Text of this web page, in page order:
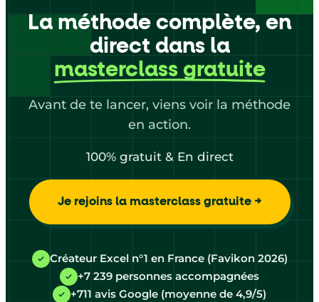
La méthode complète, en
direct dans la
masterclass gratuite
Avant de te lancer, viens voir la méthode
en action.
100% gratuit & En direct
Je rejoins la masterclass gratuite →
Créateur Excel n°1 en France (Favikon 2026)
+7 239 personnes accompagnées
+711 avis Google (moyenne de 4,9/5)